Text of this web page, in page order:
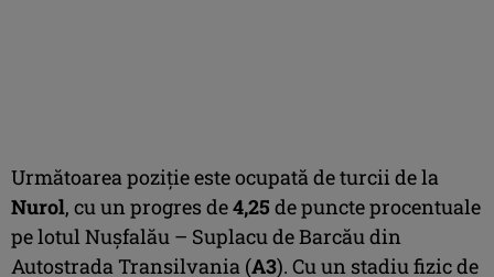
Următoarea poziție este ocupată de turcii de la
Nurol, cu un progres de4,25 de puncte procentuale
pe lotul Nușfalău – Suplacu de Barcău din
Autostrada Transilvania (A3). Cu un stadiu fizic de